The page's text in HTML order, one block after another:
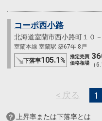
コーポ西小路
北海道室蘭市西小路町１０－
室蘭本線 室蘭駅 築67年 8戸
下落率105.1%
推定売買
価格相場
（
< 戻る 1
上昇率または下落率とは